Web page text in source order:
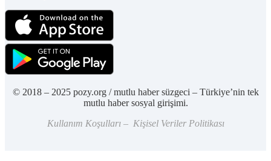
© 2018 – 2025 pozy.org / mutlu haber süzgeci – Türkiye’nin tek
mutlu haber sosyal girişimi.
Kullanım Koşulları – Kişisel Veriler Politikası